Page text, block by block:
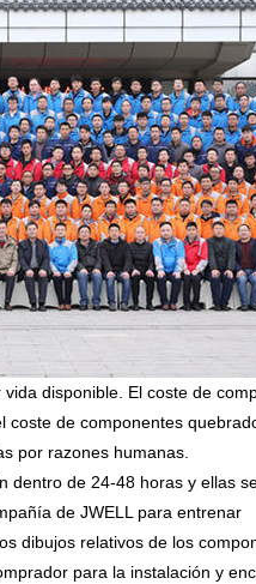
disponible. El coste de
de componentes
por razones humanas.
dentro de 24-48 horas y ellas
de JWELL para entrenar
dibujos relativos de los
para la instalación y